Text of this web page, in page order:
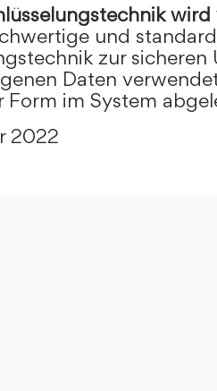
und
zur
Daten
Form im System
2022